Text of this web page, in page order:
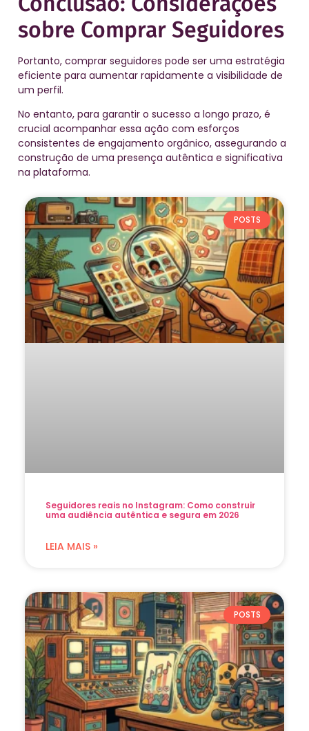
sobre Comprar Seguidores
Portanto, comprar seguidores pode ser uma estratégia
eficiente para aumentar rapidamente a visibilidade de
um perfil.
No entanto, para garantir o sucesso a longo prazo, é
crucial acompanhar essa ação com esforços
consistentes de engajamento orgânico, assegurando a
construção de uma presença autêntica e significativa
na plataforma.
POSTS
Seguidores reais no Instagram: Como construir
uma audiência autêntica e segura em 2026
LEIA MAIS »
POSTS